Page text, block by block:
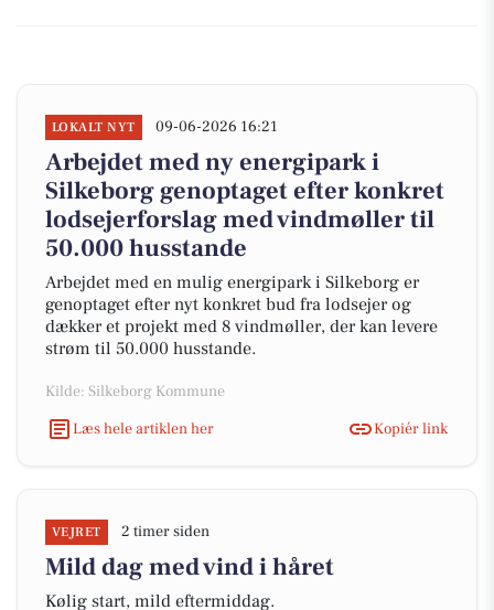
LOKALT NYT 09-06-2026 16:21
Arbejdet med ny energipark i
Silkeborg genoptaget efter konkret
lodsejerforslag med vindmøller til
50.000 husstande
Arbejdet med en mulig energipark i Silkeborg er
genoptaget efter nyt konkret bud fra lodsejer og
dækker et projekt med 8 vindmøller, der kan levere
strøm til 50.000 husstande.
Kilde: Silkeborg Kommune
Læs hele artiklen her
Kopiér link
VEJRET 2 timer siden
Mild dag med vind i håret
Kølig start, mild eftermiddag.